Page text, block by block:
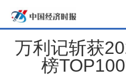
万利记斩获
榜